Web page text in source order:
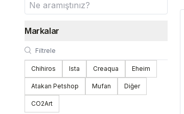
Markalar
Chihiros Ista Creaqua Eheim
Atakan Petshop Mufan Diğer
CO2Art